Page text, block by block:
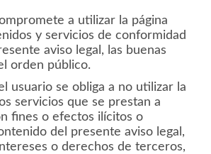
a utilizar la página
y servicios de conformidad
aviso legal, las buenas
orden público.
usuario se obliga a no utilizar la
servicios que se prestan a
fines o efectos ilícitos o
del presente aviso legal,
o derechos de terceros,